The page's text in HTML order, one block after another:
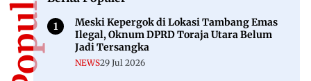
Meski Kepergok di Lokasi Tambang Emas
Ilegal, Oknum DPRD Toraja Utara Belum
Jadi Tersangka
NEWS29 Jul 2026